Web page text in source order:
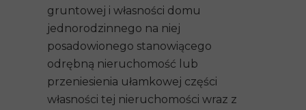
gruntowej i własności domu
jednorodzinnego na niej
posadowionego stanowiącego
odrębną nieruchomość lub
przeniesienia ułamkowej części
własności tej nieruchomości wraz z